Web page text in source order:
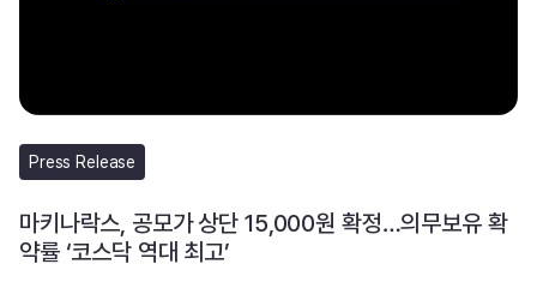
Press Release
마키나락스, 공모가 상단 15,000원 확정…의무보유 확
약률 ‘코스닥 역대 최고’